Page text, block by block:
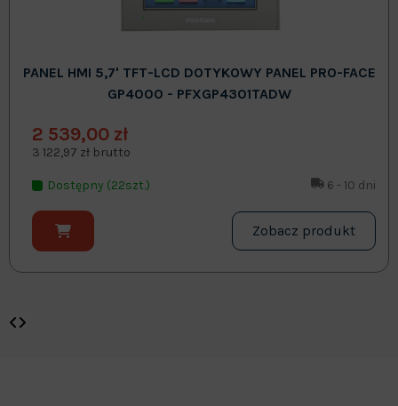
PANEL HMI 5,7' TFT-LCD DOTYKOWY PANEL PRO-FACE
GP4000 - PFXGP4301TADW
2 539,00 zł
3 122,97 zł brutto
Dostępny (22szt.) 6 - 10 dni
Zobacz produkt